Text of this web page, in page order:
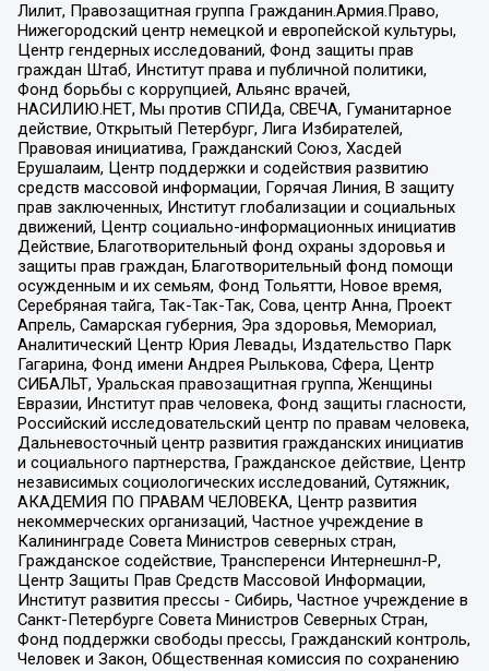
Лилит, Правозащитная группа Гражданин.Армия.Право,
Нижегородский центр немецкой и европейской культуры,
Центр гендерных исследований, Фонд защиты прав
граждан Штаб, Институт права и публичной политики,
Фонд борьбы с коррупцией, Альянс врачей,
НАСИЛИЮ.НЕТ, Мы против СПИДа, СВЕЧА, Гуманитарное
действие, Открытый Петербург, Лига Избирателей,
Правовая инициатива, Гражданский Союз, Хасдей
Ерушалаим, Центр поддержки и содействия развитию
средств массовой информации, Горячая Линия, В защиту
прав заключенных, Институт глобализации и социальных
движений, Центр социально-информационных инициатив
Действие, Благотворительный фонд охраны здоровья и
защиты прав граждан, Благотворительный фонд помощи
осужденным и их семьям, Фонд Тольятти, Новое время,
Серебряная тайга, Так-Так-Так, Сова, центр Анна, Проект
Апрель, Самарская губерния, Эра здоровья, Мемориал,
Аналитический Центр Юрия Левады, Издательство Парк
Гагарина, Фонд имени Андрея Рылькова, Сфера, Центр
СИБАЛЬТ, Уральская правозащитная группа, Женщины
Евразии, Институт прав человека, Фонд защиты гласности,
Российский исследовательский центр по правам человека,
Дальневосточный центр развития гражданских инициатив
и социального партнерства, Гражданское действие, Центр
независимых социологических исследований, Сутяжник,
АКАДЕМИЯ ПО ПРАВАМ ЧЕЛОВЕКА, Центр развития
некоммерческих организаций, Частное учреждение в
Калининграде Совета Министров северных стран,
Гражданское содействие, Трансперенси Интернешнл-Р,
Центр Защиты Прав Средств Массовой Информации,
Институт развития прессы - Сибирь, Частное учреждение в
Санкт-Петербурге Совета Министров Северных Стран,
Фонд поддержки свободы прессы, Гражданский контроль,
Человек и Закон, Общественная комиссия по сохранению